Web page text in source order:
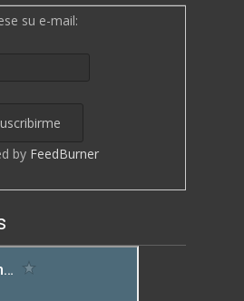
su e-mail:
by FeedBurner